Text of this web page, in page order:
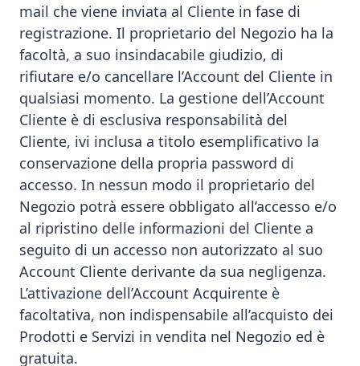
mail che viene inviata al Cliente in fase di
registrazione. Il proprietario del Negozio ha la
facoltà, a suo insindacabile giudizio, di
rifiutare e/o cancellare l’Account del Cliente in
qualsiasi momento. La gestione dell’Account
Cliente è di esclusiva responsabilità del
Cliente, ivi inclusa a titolo esemplificativo la
conservazione della propria password di
accesso. In nessun modo il proprietario del
Negozio potrà essere obbligato all’accesso e/o
al ripristino delle informazioni del Cliente a
seguito di un accesso non autorizzato al suo
Account Cliente derivante da sua negligenza.
L’attivazione dell’Account Acquirente è
facoltativa, non indispensabile all’acquisto dei
Prodotti e Servizi in vendita nel Negozio ed è
gratuita.